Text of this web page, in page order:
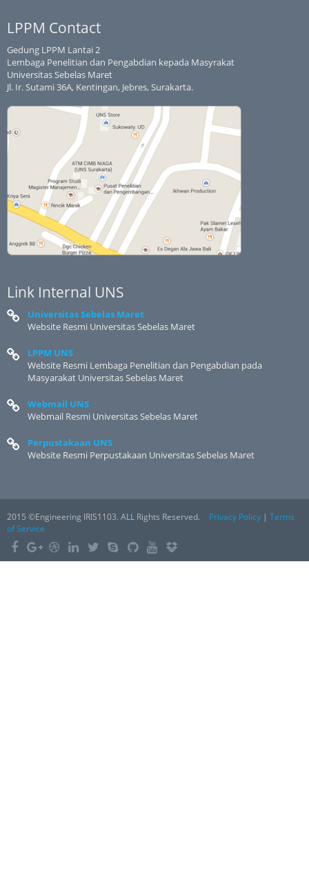
LPPM Contact
Gedung LPPM Lantai 2
Lembaga Penelitian dan Pengabdian kepada Masyrakat
Universitas Sebelas Maret
Jl. Ir. Sutami 36A, Kentingan, Jebres, Surakarta.
Link Internal UNS
Universitas Sebelas Maret
Website Resmi Universitas Sebelas Maret
LPPM UNS
Website Resmi Lembaga Penelitian dan Pengabdian pada
Masyarakat Universitas Sebelas Maret
Webmail UNS
Webmail Resmi Universitas Sebelas Maret
Perpustakaan UNS
Website Resmi Perpustakaan Universitas Sebelas Maret
2015 ©Engineering IRIS1103. ALL Rights Reserved. Privacy Policy | Terms
of Service